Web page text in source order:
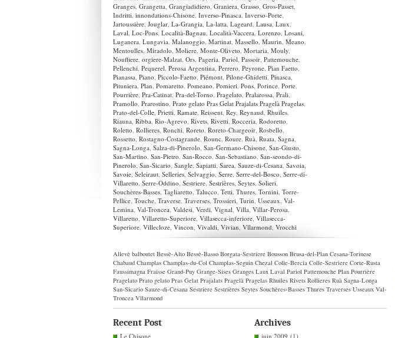
Granges, Grangetta, Grangiadidiero, Graniera, Grasso, Gros-Passet,
Indritti, innondations-Chisone, Inverso-Pinasca, Inverso-Porte,
Jartoussière, Jouglar, La-Grangia, La-latta, Lageard, Lausa, Laux,
Laval, Loc-Pons, Località-Bagnau, Località-Vaccera, Lorenzo, Losani,
Luganera, Lungavia, Malanoggio, Martinat, Massello, Maurin, Meano,
Mentoulles, Miradolo, Moliere, Monte-Oliveto, Mortaria, Mouly,
Noufliere, orgiere-Malzat, Ors, Pageria, Pariol, Passoir, Pattemouche,
Pellenchi, Pequerel, Perosa Argentina, Perrero, Peyrone, Pian Faetto,
Pianassa, Piano, Piccolo-Faetto, Piémont, Pilone-Ghidetti, Pinasca,
Pituniera, Plan, Pomaretto, Pomeano, Pomieri, Pons, Porince, Porte,
Pourrière, Pra-Catinat, Pra-del-Torno, Pragelato, Pralarossa, Prali,
Pramollo, Prarostino, Prato gelato Pras Gelat Prajalats Pragelà Pragelas,
Prato-del-Colle, Prietti, Ramate, Reissent, Rey, Reynaud, Rhuiles,
Riauna, Ribba, Rio-Agrevo, Rivets, Rivetti, Rocceria, Rodoretto,
Roletto, Rollieres, Ronchi, Roreto, Roreto-Chargeoir, Rosbello,
Rossetto, Rostagno-Costagrande, Rounc, Roure, Ruà, Ruata, Sagna,
Sagna-Longa, Salza-di-Pinerolo, San-Germano-Chisone, San-Giusto,
San-Martino, San-Pietro, San-Rocco, San-Sebastiano, San-seondo-di-
Pinerolo, San-Sicario, Sangle, Sapiatti, Sarea, Sauze-di-Cesana, Savoia,
Savoie, Seleiraut, Selleries, Selvaggio, Serre, Serre-del-Bosco, Serre-di-
Villaretto, Serre-Oddino, Sestriere, Sestrières, Seytes, Solieri,
Souchères-Basses, Tagliaretto, Talucco, Tetti, Thures, Tornini, Torre-
Pellice, Touche, Traverse, Traverses, Trossieri, Turin, Usseaux, Val-
Lemina, Val-Troncea, Valdesi, Verdi, Vignal, Villa, Villar-Perosa,
Villaretto, Villaretto-Superiore, Villasecca-inferiore, Villasecca-
Superiore, Villecloze, Vincon, Vivaldi, Vivian, Vllarmond, Vrocchi
Allevè balboutet Bessè-Alto Bessè-Basso Borgata-Sestriere Bousson Brusa-del-Plan Cesana-Torinese
Chabaud Champlas Champlas-du-Col Champlas-Seguin Chezal Colle-Bercia Colle-Sestriere Corte-Rusta
Faussimagna Fraisse Grand-Puy Grange-Sises Granges Laux Laval Pariol Pattemouche Plan Pourrière
Pragelato Prato gelato Pras Gelat Prajalats Pragelà Pragelas Rhuiles Rivets Rollieres Ruà Sagna-Longa
San-Sicario Sauze-di-Cesana Sestriere Sestrières Seytes Souchères-Basses Thures Traverses Usseaux Val-
Troncea Vllarmond
Recent Post
Le Chisone
Archives
juin 2009 (1)